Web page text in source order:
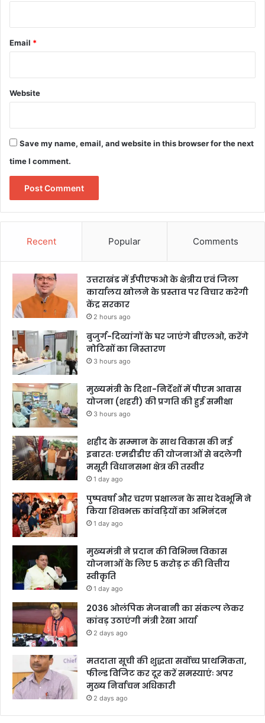
Email *
Website
Save my name, email, and website in this browser for the next
time I comment.
Recent Popular Comments
उत्तराखंड में ईपीएफओ के क्षेत्रीय एवं जिला
कार्यालय खोलने के प्रस्ताव पर विचार करेगी
केंद्र सरकार
2 hours ago
बुजुर्ग-दिव्यांगों के घर जाएंगे बीएलओ, करेंगे
नोटिसों का निस्तारण
3 hours ago
मुख्यमंत्री के दिशा-निर्देशों में पीएम आवास
योजना (शहरी) की प्रगति की हुई समीक्षा
3 hours ago
शहीद के सम्मान के साथ विकास की नई
इबारतः एमडीडीए की योजनाओं से बदलेगी
मसूरी विधानसभा क्षेत्र की तस्वीर
1 day ago
पुष्पवर्षा और चरण प्रक्षालन के साथ देवभूमि ने
किया शिवभक्त कांवड़ियों का अभिनंदन
1 day ago
मुख्यमंत्री ने प्रदान की विभिन्न विकास
योजनाओं के लिए 5 करोड़ रू की वित्तीय
स्वीकृति
1 day ago
2036 ओलंपिक मेजबानी का संकल्प लेकर
कांवड़ उठाएंगी मंत्री रेखा आर्या
2 days ago
मतदाता सूची की शुद्धता सर्वोच्च प्राथमिकता,
फील्ड विजिट कर दूर करें समस्याएंः अपर
मुख्य निर्वाचन अधिकारी
2 days ago